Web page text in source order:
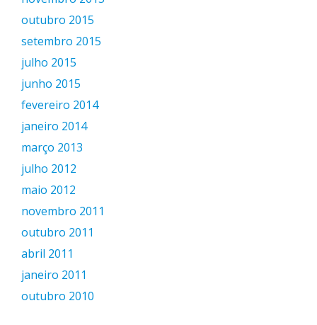
outubro 2015
setembro 2015
julho 2015
junho 2015
fevereiro 2014
janeiro 2014
março 2013
julho 2012
maio 2012
novembro 2011
outubro 2011
abril 2011
janeiro 2011
outubro 2010